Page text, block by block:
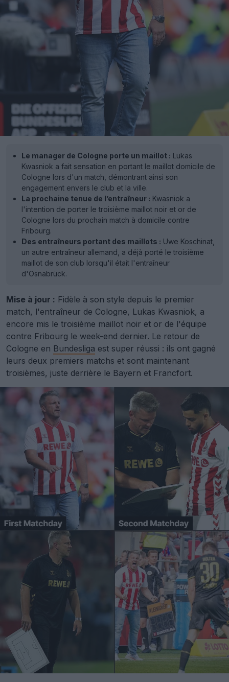
Le manager de Cologne porte un maillot : Lukas
Kwasniok a fait sensation en portant le maillot domicile de
Cologne lors d'un match, démontrant ainsi son
engagement envers le club et la ville.
La prochaine tenue de l’entraîneur : Kwasniok a
l'intention de porter le troisième maillot noir et or de
Cologne lors du prochain match à domicile contre
Fribourg.
Des entraîneurs portant des maillots : Uwe Koschinat,
un autre entraîneur allemand, a déjà porté le troisième
maillot de son club lorsqu'il était l'entraîneur
d'Osnabrück.
Mise à jour : Fidèle à son style depuis le premier
match, l'entraîneur de Cologne, Lukas Kwasniok, a
encore mis le troisième maillot noir et or de l'équipe
contre Fribourg le week-end dernier. Le retour de
Cologne en Bundesliga est super réussi : ils ont gagné
leurs deux premiers matchs et sont maintenant
troisièmes, juste derrière le Bayern et Francfort.